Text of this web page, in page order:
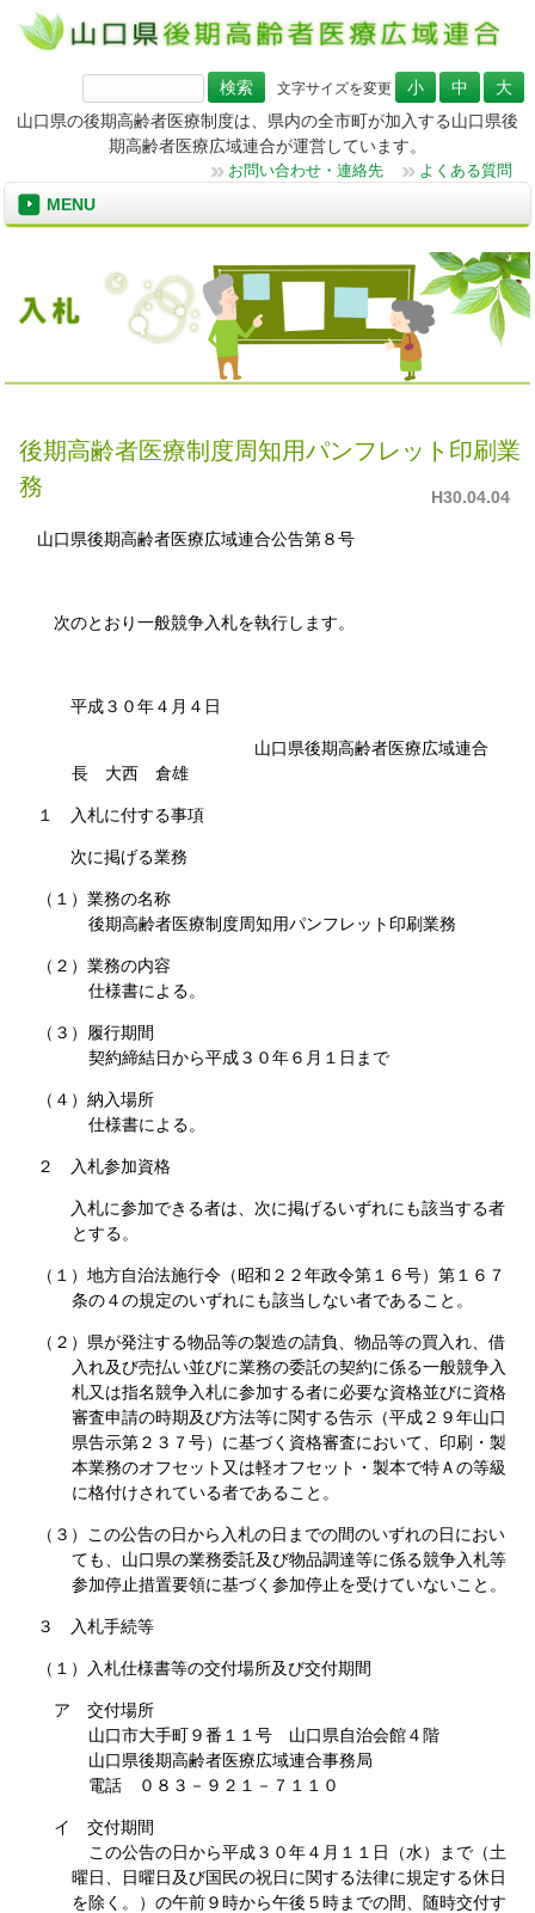
文字サイズを変更
検
索:
山口県の後期高齢者医療制度は、県内の全市町が加入する山口県後
期高齢者医療広域連合が運営しています。
お問い合わせ・連絡先 よくある質問
MENU
後期高齢者医療制度周知用パンフレット印刷業
務
H30.04.04
山口県後期高齢者医療広域連合公告第８号
次のとおり一般競争入札を執行します。
平成３０年４月４日
山口県後期高齢者医療広域連合
長 大西 倉雄
１ 入札に付する事項
次に掲げる業務
（１）業務の名称
後期高齢者医療制度周知用パンフレット印刷業務
（２）業務の内容
仕様書による。
（３）履行期間
契約締結日から平成３０年６月１日まで
（４）納入場所
仕様書による。
２ 入札参加資格
入札に参加できる者は、次に掲げるいずれにも該当する者
とする。
（１）地方自治法施行令（昭和２２年政令第１６号）第１６７
条の４の規定のいずれにも該当しない者であること。
（２） 県が発注する物品等の製造の請負、物品等の買入れ、借
入れ及び売払い並びに業務の委託の契約に係る一般競争入
札又は指名競争入札に参加する者に必要な資格並びに資格
審査申請の時期及び方法等に関する告示（平成２９年山口
県告示第２３７号）に基づく資格審査において、印刷・製
本業務のオフセット又は軽オフセット・製本で特Ａの等級
に格付けされている者であること 。
（３）この公告の日から入札の日までの間のいずれの日におい
ても、山口県の業務委託及び物品調達等に係る競争入札等
参加停止措置要領に基づく参加停止を受けていないこと。
３ 入札手続等
（１）入札仕様書等の交付場所及び交付期間
ア 交付場所
山口市大手町９番１１号 山口県自治会館４階
山口県後期高齢者医療広域連合事務局
電話 ０８３－９２１－７１１０
イ 交付期間
この公告の日から平成３０年４月１１日（水）まで（土
曜日、日曜日及び国民の祝日に関する法律に規定する休日
を除く。）の午前９時から午後５時までの間、随時交付す